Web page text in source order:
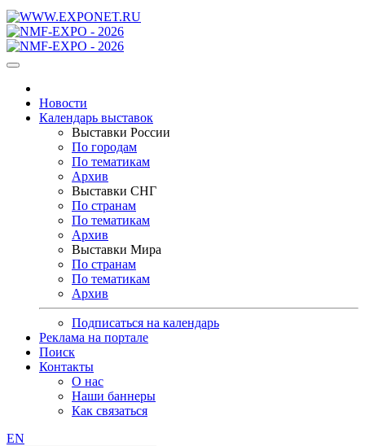
Новости
Календарь выставок
Выставки России
По городам
По тематикам
Архив
Выставки СНГ
По странам
По тематикам
Архив
Выставки Мира
По странам
По тематикам
Архив
Подписаться на календарь
Реклама на портале
Поиск
Контакты
О нас
Наши баннеры
Как связаться
EN